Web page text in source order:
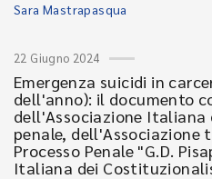
Sara Mastrapasqua
22 Giugno 2024
Emergenza suicidi in
dell'anno): il documento
dell'Associazione Italiana
penale, dell'Associazione
Processo Penale "G.D.
Italiana dei